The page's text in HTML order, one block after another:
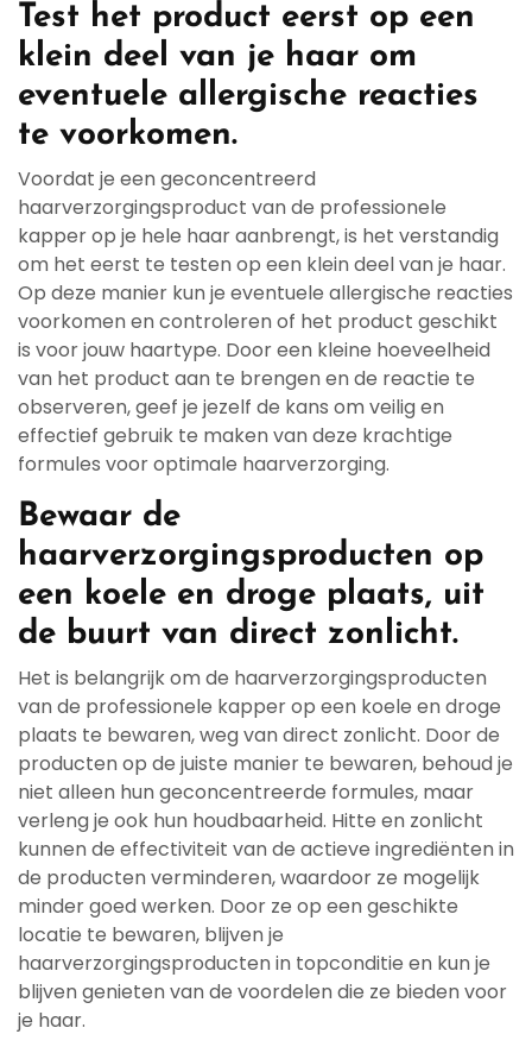
Test het product eerst op een
klein deel van je haar om
eventuele allergische reacties
te voorkomen.
Voordat je een geconcentreerd
haarverzorgingsproduct van de professionele
kapper op je hele haar aanbrengt, is het verstandig
om het eerst te testen op een klein deel van je haar.
Op deze manier kun je eventuele allergische reacties
voorkomen en controleren of het product geschikt
is voor jouw haartype. Door een kleine hoeveelheid
van het product aan te brengen en de reactie te
observeren, geef je jezelf de kans om veilig en
effectief gebruik te maken van deze krachtige
formules voor optimale haarverzorging.
Bewaar de
haarverzorgingsproducten op
een koele en droge plaats, uit
de buurt van direct zonlicht.
Het is belangrijk om de haarverzorgingsproducten
van de professionele kapper op een koele en droge
plaats te bewaren, weg van direct zonlicht. Door de
producten op de juiste manier te bewaren, behoud je
niet alleen hun geconcentreerde formules, maar
verleng je ook hun houdbaarheid. Hitte en zonlicht
kunnen de effectiviteit van de actieve ingrediënten in
de producten verminderen, waardoor ze mogelijk
minder goed werken. Door ze op een geschikte
locatie te bewaren, blijven je
haarverzorgingsproducten in topconditie en kun je
blijven genieten van de voordelen die ze bieden voor
je haar.